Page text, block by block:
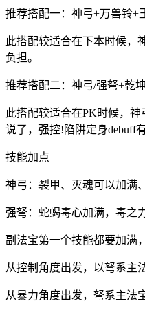
推荐搭配一：神弓+万兽铃+
此搭配较适合在下本时候，
负担。
推荐搭配二：神弓/强弩+乾
此搭配较适合在PK时候，
说了，强控!陷阱定身debuff
技能加点
神弓：裂甲、灭魂可以加满
强弩：蛇蝎毒心加满，毒之
副法宝第一个技能都要加满
从控制角度出发，以弩系主
从暴力角度出发，弩系主法